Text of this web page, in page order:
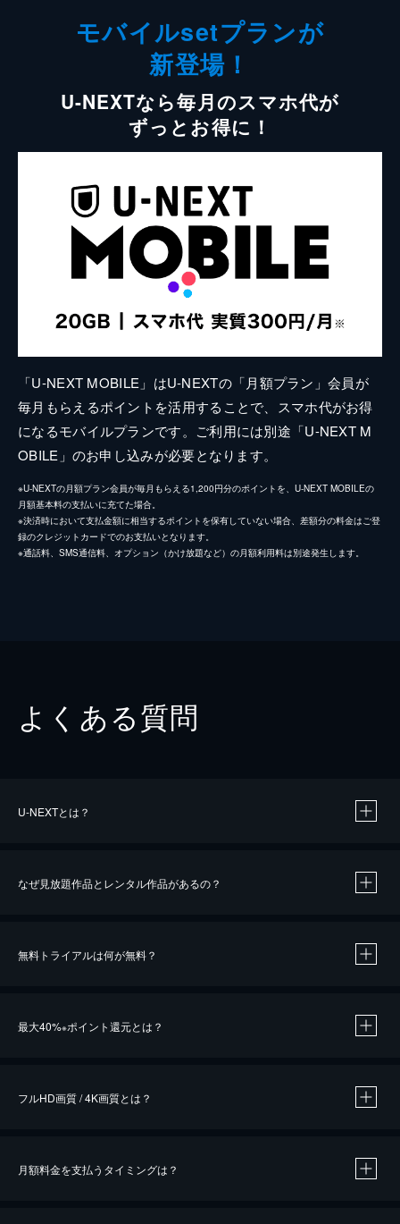
モバイルsetプランが
新登場！
U-NEXTなら毎月のスマホ代が
ずっとお得に！
「U-NEXT MOBILE」はU-NEXTの「月額プラン」会員が
毎月もらえるポイントを活用することで、スマホ代がお得
になるモバイルプランです。ご利用には別途「U-NEXT M
OBILE」のお申し込みが必要となります。
※U-NEXTの月額プラン会員が毎月もらえる1,200円分のポイントを、U-NEXT MOBILEの
月額基本料の支払いに充てた場合。
※決済時において支払金額に相当するポイントを保有していない場合、差額分の料金はご登
録のクレジットカードでのお支払いとなります。
※通話料、SMS通信料、オプション（かけ放題など）の月額利用料は別途発生します。
よくある質問
U-NEXTとは？
なぜ見放題作品とレンタル作品があるの？
無料トライアルは何が無料？
最大40%※ポイント還元とは？
※40％ポイント還元の対象は、クレジットカード決済による作品の購入 / レンタルです。
フルHD画質 / 4K画質とは？
月額料金を支払うタイミングは？